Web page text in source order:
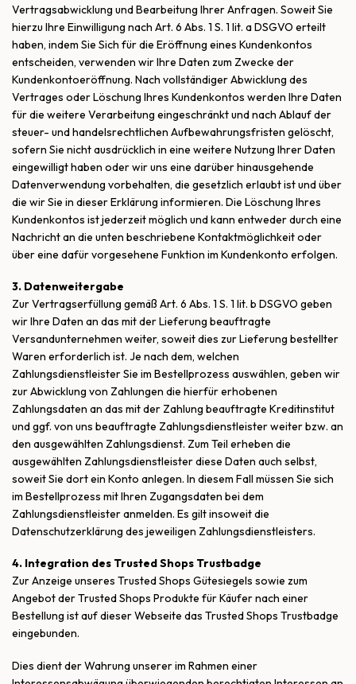
Vertragsabwicklung und Bearbeitung Ihrer Anfragen. Soweit Sie
hierzu Ihre Einwilligung nach Art. 6 Abs. 1 S. 1 lit. a DSGVO erteilt
haben, indem Sie Sich für die Eröffnung eines Kundenkontos
entscheiden, verwenden wir Ihre Daten zum Zwecke der
Kundenkontoeröffnung. Nach vollständiger Abwicklung des
Vertrages oder Löschung Ihres Kundenkontos werden Ihre Daten
für die weitere Verarbeitung eingeschränkt und nach Ablauf der
steuer- und handelsrechtlichen Aufbewahrungsfristen gelöscht,
sofern Sie nicht ausdrücklich in eine weitere Nutzung Ihrer Daten
eingewilligt haben oder wir uns eine darüber hinausgehende
Datenverwendung vorbehalten, die gesetzlich erlaubt ist und über
die wir Sie in dieser Erklärung informieren. Die Löschung Ihres
Kundenkontos ist jederzeit möglich und kann entweder durch eine
Nachricht an die unten beschriebene Kontaktmöglichkeit oder
über eine dafür vorgesehene Funktion im Kundenkonto erfolgen.
3. Datenweitergabe
Zur Vertragserfüllung gemäß Art. 6 Abs. 1 S. 1 lit. b DSGVO geben
wir Ihre Daten an das mit der Lieferung beauftragte
Versandunternehmen weiter, soweit dies zur Lieferung bestellter
Waren erforderlich ist. Je nach dem, welchen
Zahlungsdienstleister Sie im Bestellprozess auswählen, geben wir
zur Abwicklung von Zahlungen die hierfür erhobenen
Zahlungsdaten an das mit der Zahlung beauftragte Kreditinstitut
und ggf. von uns beauftragte Zahlungsdienstleister weiter bzw. an
den ausgewählten Zahlungsdienst. Zum Teil erheben die
ausgewählten Zahlungsdienstleister diese Daten auch selbst,
soweit Sie dort ein Konto anlegen. In diesem Fall müssen Sie sich
im Bestellprozess mit Ihren Zugangsdaten bei dem
Zahlungsdienstleister anmelden. Es gilt insoweit die
Datenschutzerklärung des jeweiligen Zahlungsdienstleisters.
4. Integration des Trusted Shops Trustbadge
Zur Anzeige unseres Trusted Shops Gütesiegels sowie zum
Angebot der Trusted Shops Produkte für Käufer nach einer
Bestellung ist auf dieser Webseite das Trusted Shops Trustbadge
eingebunden.
Dies dient der Wahrung unserer im Rahmen einer